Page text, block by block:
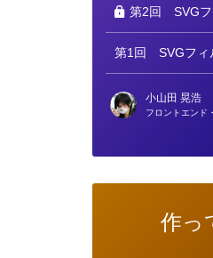
第2回 SVG
第1回 SVGフィ
小山田 晃浩
フロントエンド
作っ